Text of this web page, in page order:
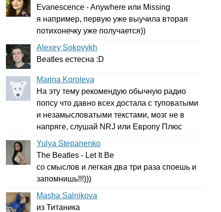
Evanescence -Anywhere или Missing
я например, первую уже выучила вторая
потихонечку уже получается))
Alexey Sokovykh
Beatles естесна :D
Marina Koroleva
На эту тему рекомендую обычную радио
попсу что давно всех достала с туповатыми
и незамысловатыми текстами, мозг не в
напряге, слушай NRJ или Европу Плюс
Yulya Stepanenko
The Beatles - Let It Be
со смыслов и легкая два три раза споешь и
запомнишь!!!)))
Masha Salnikova
из Титаника